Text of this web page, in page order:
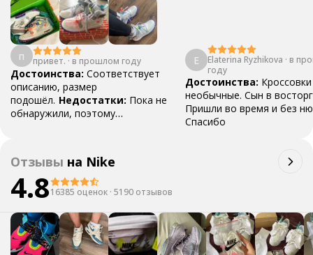
п привет. · в прошлом году
Достоинства: Соответствует
описанию, размер
подошёл. Недостатки: Пока не
обнаружили, поэтому
E Elaterina Ryzhikova · в
году
Достоинства:
необычные. Сын в
Пришли во время и без
Спасибо
Отзывы на Nike
4.816385 оценок · 5190 отзывов